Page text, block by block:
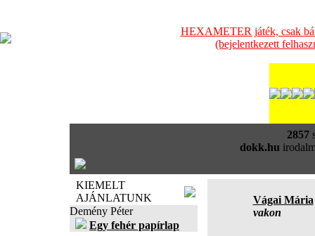
HEXAMETER játék, csak
(bejelentkezett
2857
dokk.hu
KIEMELT
AJÁNLATUNK
Demény Péter
Egy fehér papírlap
Vágai Mária
vakon